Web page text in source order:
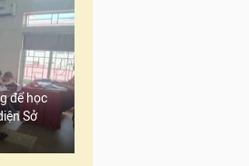
để học
Sở